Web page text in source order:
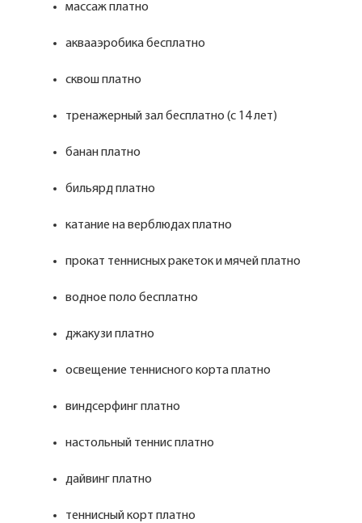
массаж платно
аквааэробика бесплатно
сквош платно
тренажерный зал бесплатно (с 14 лет)
банан платно
бильярд платно
катание на верблюдах платно
прокат теннисных ракеток и мячей платно
водное поло бесплатно
джакузи платно
освещение теннисного корта платно
виндсерфинг платно
настольный теннис платно
дайвинг платно
теннисный корт платно